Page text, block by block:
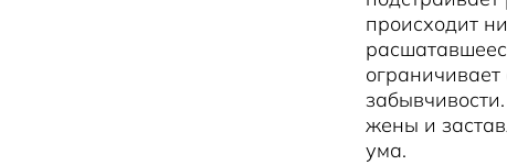
происходит
жены и
ума.